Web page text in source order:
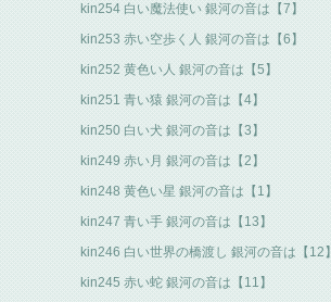
kin254 白い魔法使い 銀河の音は【7】
kin253 赤い空歩く人 銀河の音は【6】
kin252 黄色い人 銀河の音は【5】
kin251 青い猿 銀河の音は【4】
kin250 白い犬 銀河の音は【3】
kin249 赤い月 銀河の音は【2】
kin248 黄色い星 銀河の音は【1】
kin247 青い手 銀河の音は【13】
kin246 白い世界の橋渡し 銀河の音は【12】
kin245 赤い蛇 銀河の音は【11】